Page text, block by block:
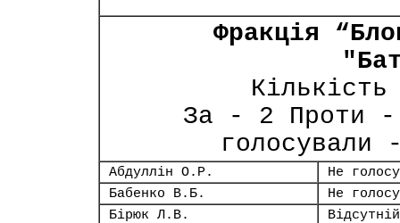
Фракція
За - 2 Проти -
Абдуллін О.Р.
Не
Бабенко В.Б.
Не
Бірюк Л.В.
Відсутній